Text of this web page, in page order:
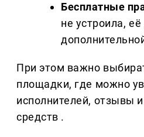
Бесплатные
не устроила,
При этом важно
площадки, где можно
исполнителей, отзывы
средств .